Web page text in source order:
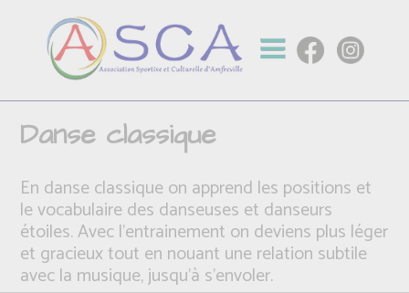
Danse classique
En danse classique on apprend les positions et
le vocabulaire des danseuses et danseurs
étoiles. Avec l'entrainement on deviens plus léger
et gracieux tout en nouant une relation subtile
avec la musique, jusqu'à s'envoler.